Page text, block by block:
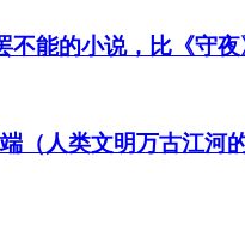
能的小说，比《守
（人类文明万古江河